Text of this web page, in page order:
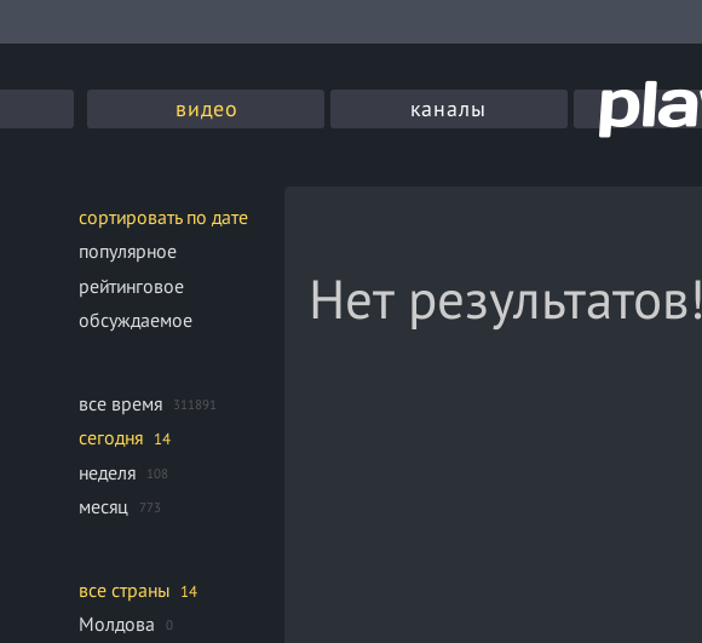
видео каналы
сортировать по дате
популярное
рейтинговое
обсуждаемое
все время 311891
сегодня 14
неделя 108
месяц 773
все страны 14
Молдова 0
Нет результатов!